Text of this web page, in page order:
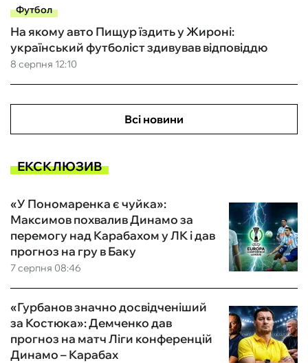
Футбол
8 серпня 12:10
На якому авто Пищур їздить у Жироні:
український футболіст здивував відповіддю
Всі новини
ЕКСКЛЮЗИВ
7 серпня 08:46
«У Пономаренка є чуйка»:
Максимов похвалив Динамо за
перемогу над Карабахом у ЛК і дав
прогноз на гру в Баку
«Гурбанов значно досвідченіший
за Костюка»: Демченко дав
прогноз на матч Ліги конференцій
Динамо – Карабах